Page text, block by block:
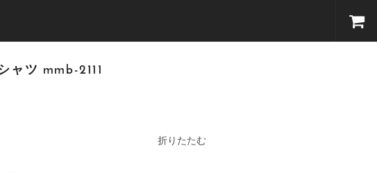
ツ mmb-2111
折りたたむ